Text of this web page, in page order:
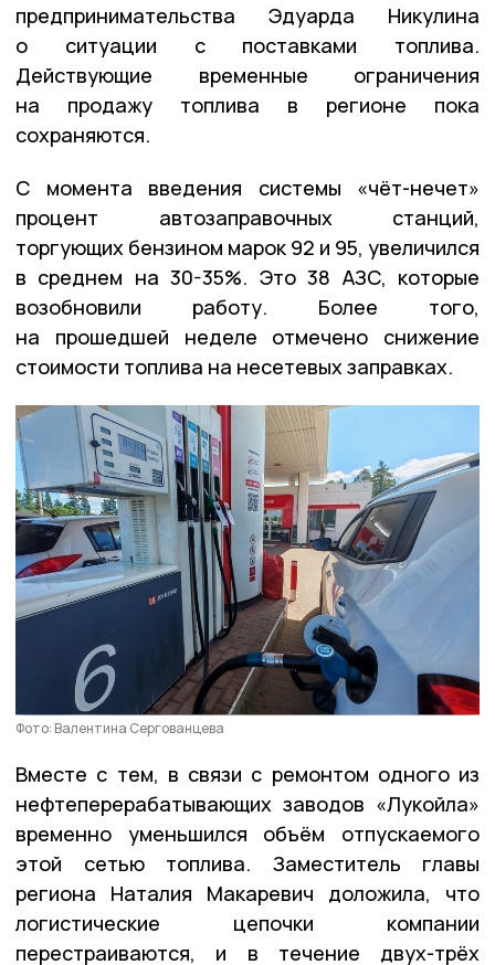
предпринимательства Эдуарда Никулина
о ситуации с поставками топлива.
Действующие временные ограничения
на продажу топлива в регионе пока
сохраняются.
С момента введения системы «чёт-нечет»
процент автозаправочных станций,
торгующих бензином марок 92 и 95, увеличился
в среднем на 30-35%. Это 38 АЗС, которые
возобновили работу. Более того,
на прошедшей неделе отмечено снижение
стоимости топлива на несетевых заправках.
Фото: Валентина Сергованцева
Вместе с тем, в связи с ремонтом одного из
нефтеперерабатывающих заводов «Лукойла»
временно уменьшился объём отпускаемого
этой сетью топлива. Заместитель главы
региона Наталия Макаревич доложила, что
логистические цепочки компании
перестраиваются, и в течение двух-трёх